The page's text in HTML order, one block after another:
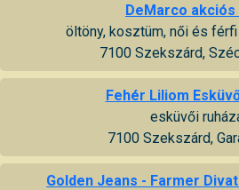
DeMarco
öltöny, kosztüm, női és
7100 Szekszárd,
Fehér Liliom
esküvői
7100 Szekszárd,
Golden Jeans - Farmer